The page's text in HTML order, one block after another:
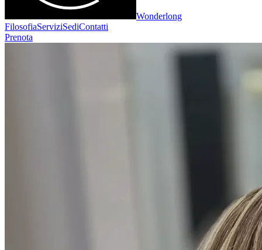
Wonderlong
FilosofiaServiziSediContatti
Prenota